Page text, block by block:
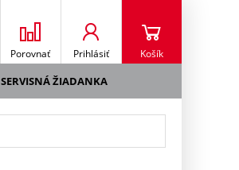
Porovnať Prihlásiť Košík
SERVISNÁ ŽIADANKA